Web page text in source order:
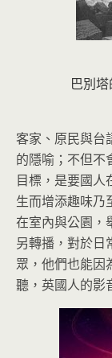
巴別
客家、原民與台
的隱喻；不但不
目標，是要國人
生而增添趣味乃
在室內與公園，
另轉播，對於日
眾，他們也能因
聽，英國人的影